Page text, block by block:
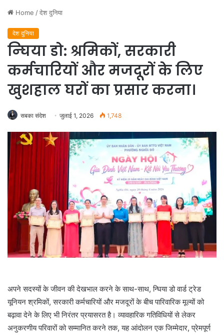
Home /देश दुनिया
देश दुनिया
न्घिया डो: श्रमिकों, सरकारी
कर्मचारियों और मजदूरों के लिए
खुशहाल घरों का प्रसार करना।
सबका संदेश जुलाई 1, 2026 1,748
अपने सदस्यों के जीवन की देखभाल करने के साथ-साथ, न्घिया डो वार्ड ट्रेड
यूनियन श्रमिकों, सरकारी कर्मचारियों और मजदूरों के बीच पारिवारिक मूल्यों को
बढ़ावा देने के लिए भी निरंतर प्रयासरत है। व्यावहारिक गतिविधियों से लेकर
अनुकरणीय परिवारों को सम्मानित करने तक, यह आंदोलन एक जिम्मेदार, प्रेमपूर्ण